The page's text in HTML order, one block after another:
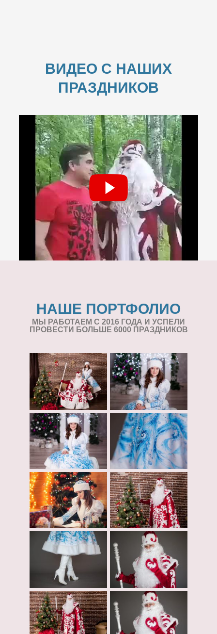
ВИДЕО С НАШИХ
ПРАЗДНИКОВ
НАШЕ ПОРТФОЛИО
МЫ РАБОТАЕМ С 2016 ГОДА И УСПЕЛИ
ПРОВЕСТИ БОЛЬШЕ 6000 ПРАЗДНИКОВ